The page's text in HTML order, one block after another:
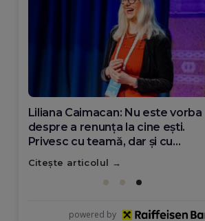
Diana Olar, românca de la Google
care demonstrează că diaspora
poate schimba România
Citește articolul
powered by